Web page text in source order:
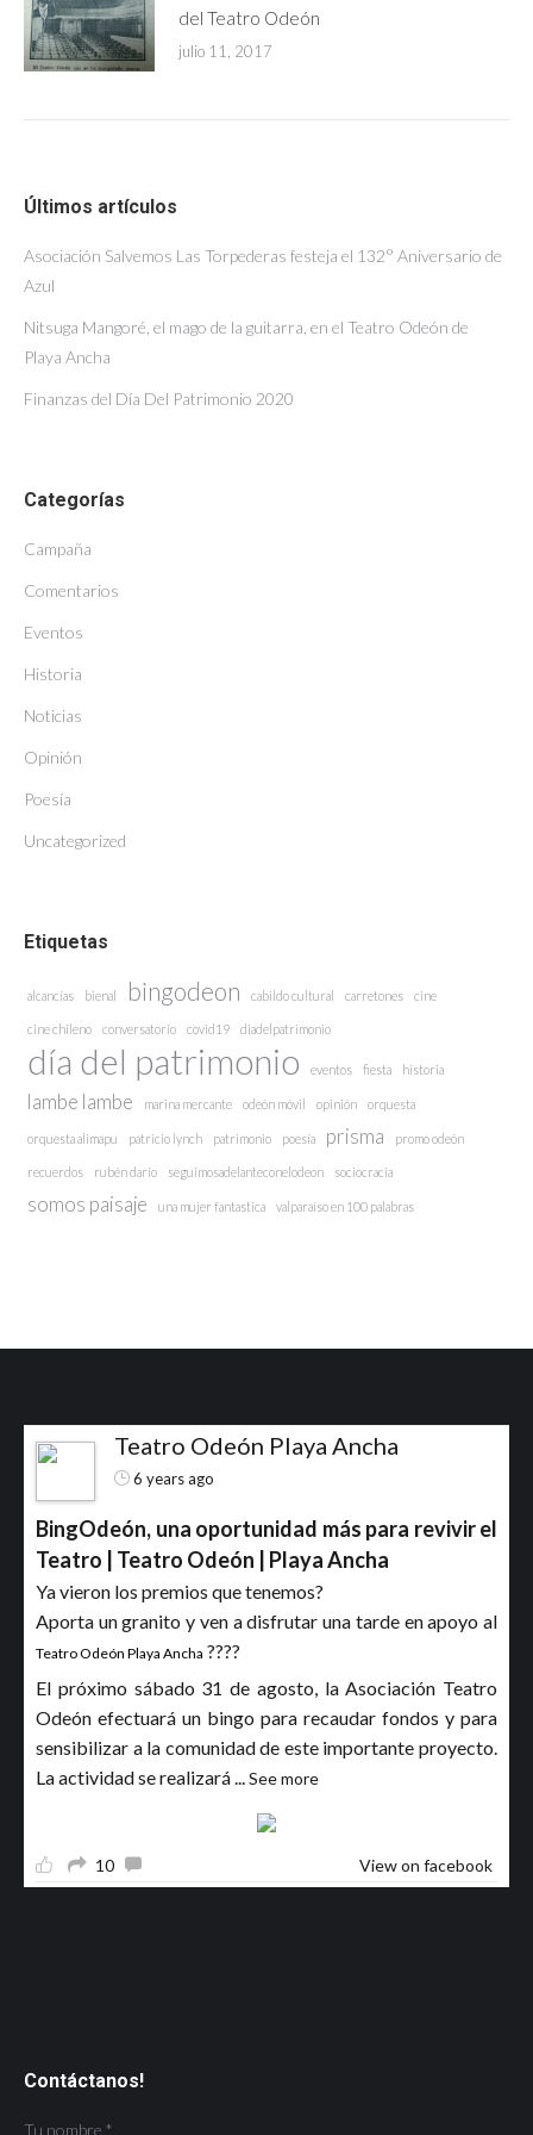
del Teatro Odeón
julio 11, 2017
Últimos artículos
Asociación Salvemos Las Torpederas festeja el 132° Aniversario de
Azul
Nitsuga Mangoré, el mago de la guitarra, en el Teatro Odeón de
Playa Ancha
Finanzas del Día Del Patrimonio 2020
Categorías
Campaña
Comentarios
Eventos
Historia
Noticias
Opinión
Poesía
Uncategorized
Etiquetas
alcancías bienal bingodeon cabildo cultural carretones cine
cine chileno conversatorio covid19 diadelpatrimonio
día del patrimonio eventos fiesta historia
lambe lambe marina mercante odeón móvil opinión orquesta
orquesta alimapu patricio lynch patrimonio poesía prisma promo odeón
recuerdos rubén darío seguimosadelanteconelodeon sociocracia
somos paisaje una mujer fantastica valparaíso en 100 palabras
Teatro Odeón Playa Ancha
6 years ago
BingOdeón, una oportunidad más para revivir el
Teatro | Teatro Odeón | Playa Ancha
Ya vieron los premios que tenemos?
Aporta un granito y ven a disfrutar una tarde en apoyo al
Teatro Odeón Playa Ancha ????
El próximo sábado 31 de agosto, la Asociación Teatro
Odeón efectuará un bingo para recaudar fondos y para
sensibilizar a la comunidad de este importante proyecto.
La actividad se realizará...See more
10 View on facebook
Contáctanos!
Tu nombre *